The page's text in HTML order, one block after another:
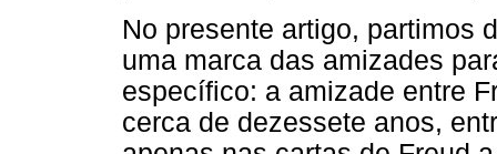
No presente artigo, partimos
uma marca das amizades
específico: a amizade entre
cerca de dezessete anos,